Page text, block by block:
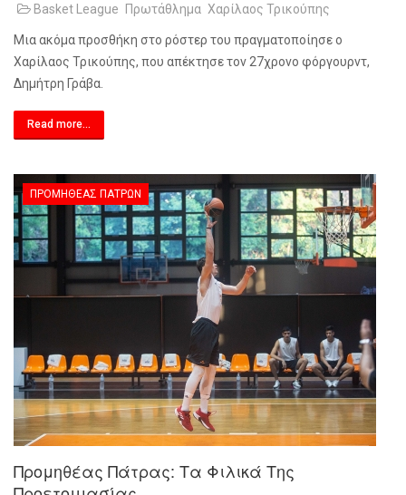
Basket League
Πρωτάθλημα Χαρίλαος Τρικούπης
Μια ακόμα προσθήκη στο ρόστερ του πραγματοποίησε ο
Χαρίλαος Τρικούπης, που απέκτησε τον 27χρονο φόργουρντ,
Δημήτρη Γράβα.
Read more...
ΠΡΟΜΗΘΈΑΣ ΠΑΤΡΏΝ
Προμηθέας Πάτρας: Τα Φιλικά Της